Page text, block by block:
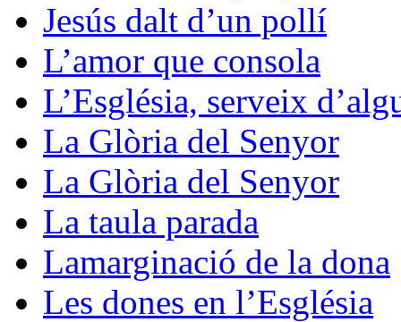
Jesús dalt d’un pollí
L’amor que consola
L’Església, serveix
La Glòria del Senyor
La Glòria del Senyor
La taula parada
Lamarginació de la dona
Les dones en l’Església